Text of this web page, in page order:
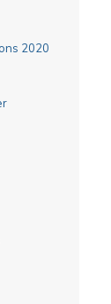
2020